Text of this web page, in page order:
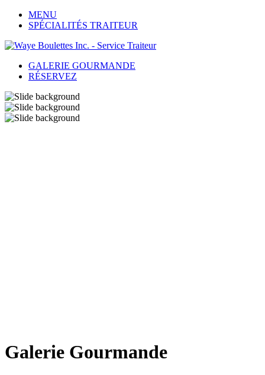
MENU
SPÉCIALITÉS TRAITEUR
GALERIE GOURMANDE
RÉSERVEZ
Galerie Gourmande